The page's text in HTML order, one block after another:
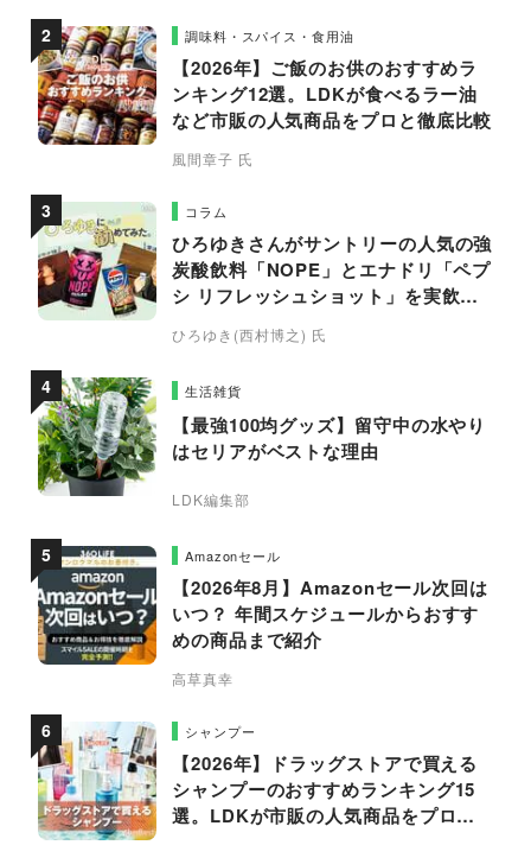
調味料・スパイス・食用油
【2026年】ご飯のお供のおすすめラ
ンキング12選。LDKが食べるラー油
など市販の人気商品をプロと徹底比較
風間章子 氏
コラム
ひろゆきさんがサントリーの人気の強
炭酸飲料「NOPE」とエナドリ「ペプ
シ リフレッシュショット」を実飲し
ひろゆき(西村博之) 氏
生活雑貨
【最強100均グッズ】留守中の水やり
はセリアがベストな理由
LDK編集部
Amazonセール
【2026年8月】Amazonセール次回は
いつ？ 年間スケジュールからおすす
めの商品まで紹介
高草真幸
シャンプー
【2026年】ドラッグストアで買える
シャンプーのおすすめランキング15
選。LDKが市販の人気商品をプロと